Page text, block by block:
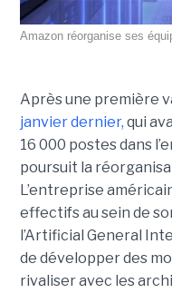
Amazon réorganise ses
Après une première
janvier dernier, qui
16 000 postes dans
poursuit la
L’entreprise
effectifs au sein de
l’Artificial General
de développer des
rivaliser avec les